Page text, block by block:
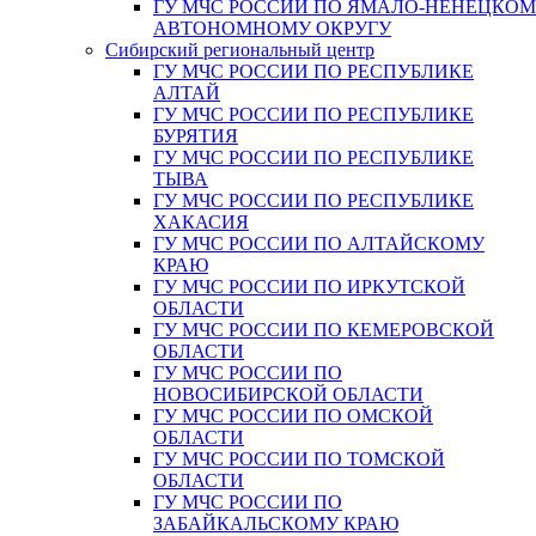
ГУ МЧС РОССИИ ПО ЯМАЛО-
АВТОНОМНОМУ ОКРУГУ
Сибирский региональный центр
ГУ МЧС РОССИИ ПО РЕСПУБЛИКЕ
АЛТАЙ
ГУ МЧС РОССИИ ПО РЕСПУБЛИКЕ
БУРЯТИЯ
ГУ МЧС РОССИИ ПО РЕСПУБЛИКЕ
ТЫВА
ГУ МЧС РОССИИ ПО РЕСПУБЛИКЕ
ХАКАСИЯ
ГУ МЧС РОССИИ ПО АЛТАЙСКОМУ
КРАЮ
ГУ МЧС РОССИИ ПО ИРКУТСКОЙ
ОБЛАСТИ
ГУ МЧС РОССИИ ПО КЕМЕРОВСКОЙ
ОБЛАСТИ
ГУ МЧС РОССИИ ПО
НОВОСИБИРСКОЙ ОБЛАСТИ
ГУ МЧС РОССИИ ПО ОМСКОЙ
ОБЛАСТИ
ГУ МЧС РОССИИ ПО ТОМСКОЙ
ОБЛАСТИ
ГУ МЧС РОССИИ ПО
ЗАБАЙКАЛЬСКОМУ КРАЮ